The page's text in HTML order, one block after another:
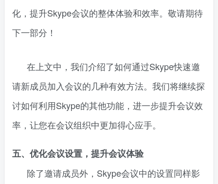
化，提升Skype会议的整体体验和效率。敬请期待
下一部分！
在上文中，我们介绍了如何通过Skype快速邀
请新成员加入会议的几种有效方法。我们将继续探
讨如何利用Skype的其他功能，进一步提升会议效
率，让您在会议组织中更加得心应手。
五、优化会议设置，提升会议体验
除了邀请成员外，Skype会议中的设置同样影